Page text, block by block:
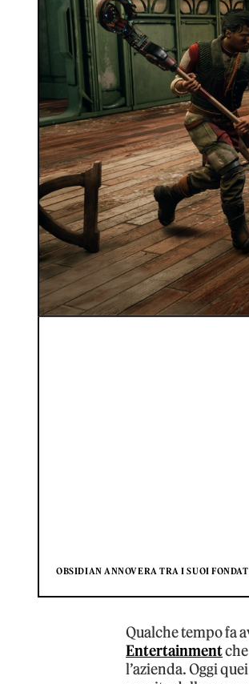
OBSIDIAN ANNOVERA TRA I SUOI
Qualche tempo fa
Entertainment
l’azienda. Oggi